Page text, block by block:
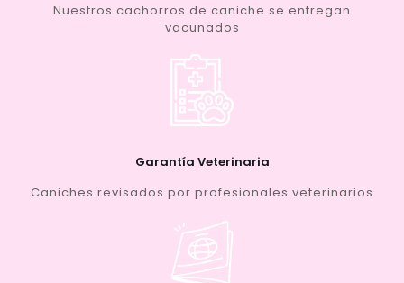
Nuestros cachorros de caniche se entregan
vacunados
Garantía Veterinaria
Caniches revisados por profesionales veterinarios